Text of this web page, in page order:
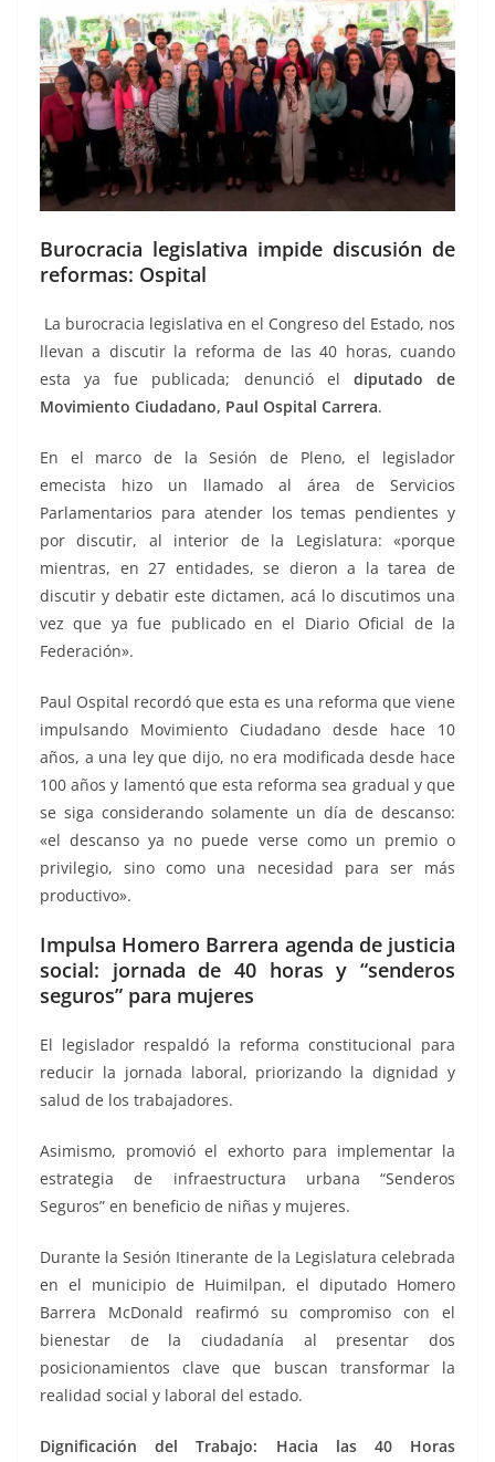
Burocracia legislativa impide discusión de
reformas: Ospital
La burocracia legislativa en el Congreso del Estado, nos
llevan a discutir la reforma de las 40 horas, cuando
esta ya fue publicada; denunció el diputado de
Movimiento Ciudadano, Paul Ospital Carrera.
En el marco de la Sesión de Pleno, el legislador
emecista hizo un llamado al área de Servicios
Parlamentarios para atender los temas pendientes y
por discutir, al interior de la Legislatura: «porque
mientras, en 27 entidades, se dieron a la tarea de
discutir y debatir este dictamen, acá lo discutimos una
vez que ya fue publicado en el Diario Oficial de la
Federación».
Paul Ospital recordó que esta es una reforma que viene
impulsando Movimiento Ciudadano desde hace 10
años, a una ley que dijo, no era modificada desde hace
100 años y lamentó que esta reforma sea gradual y que
se siga considerando solamente un día de descanso:
«el descanso ya no puede verse como un premio o
privilegio, sino como una necesidad para ser más
productivo».
Impulsa Homero Barrera agenda de justicia
social: jornada de 40 horas y “senderos
seguros” para mujeres
El legislador respaldó la reforma constitucional para
reducir la jornada laboral, priorizando la dignidad y
salud de los trabajadores.
Asimismo, promovió el exhorto para implementar la
estrategia de infraestructura urbana “Senderos
Seguros” en beneficio de niñas y mujeres.
Durante la Sesión Itinerante de la Legislatura celebrada
en el municipio de Huimilpan, el diputado Homero
Barrera McDonald reafirmó su compromiso con el
bienestar de la ciudadanía al presentar dos
posicionamientos clave que buscan transformar la
realidad social y laboral del estado.
Dignificación del Trabajo: Hacia las 40 Horas